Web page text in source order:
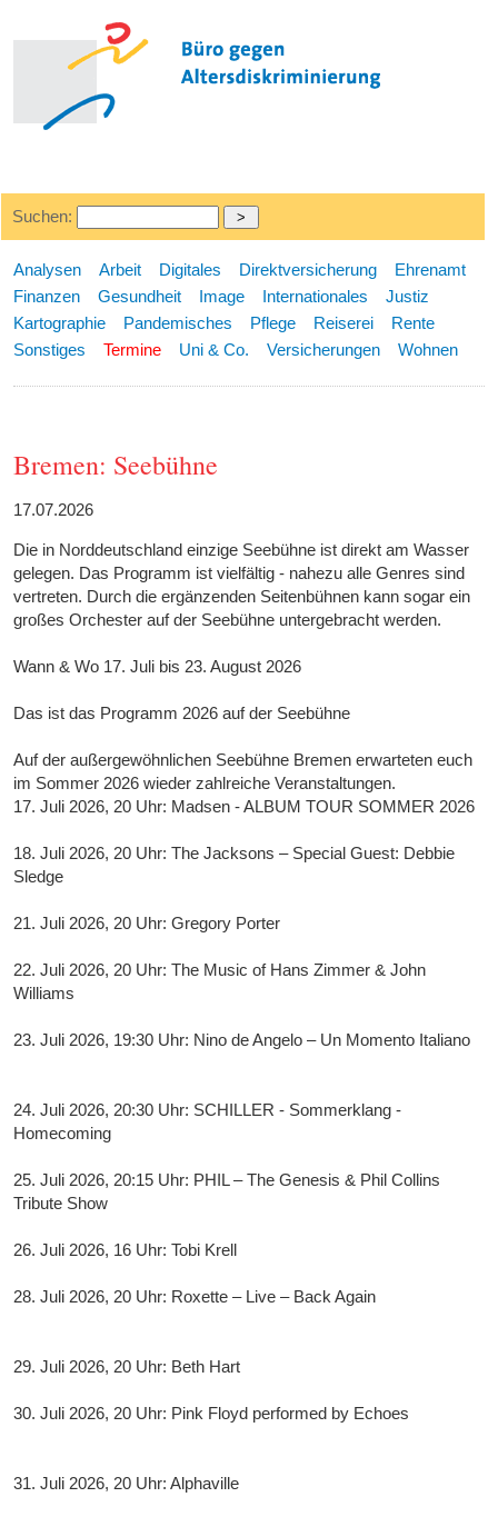
Suchen:
Analysen Arbeit Digitales Direktversicherung
Ehrenamt
Finanzen
Gesundheit Image Internationales
Justiz
Kartographie
Pandemisches Pflege Reiserei
Rente
Sonstiges
Termine Uni & Co. Versicherungen Wohnen
Bremen: Seebühne
17.07.2026
Die in Norddeutschland einzige Seebühne ist direkt am Wasser
gelegen. Das Programm ist vielfältig - nahezu alle Genres sind
vertreten. Durch die ergänzenden Seitenbühnen kann sogar ein
großes Orchester auf der Seebühne untergebracht werden.
Wann & Wo 17. Juli bis 23. August 2026
Das ist das Programm 2026 auf der Seebühne
Auf der außergewöhnlichen Seebühne Bremen erwarteten euch
im Sommer 2026 wieder zahlreiche Veranstaltungen.
17. Juli 2026, 20 Uhr: Madsen - ALBUM TOUR SOMMER 2026
18. Juli 2026, 20 Uhr: The Jacksons – Special Guest: Debbie
Sledge
21. Juli 2026, 20 Uhr: Gregory Porter
22. Juli 2026, 20 Uhr: The Music of Hans Zimmer & John
Williams
23. Juli 2026, 19:30 Uhr: Nino de Angelo – Un Momento Italiano
24. Juli 2026, 20:30 Uhr: SCHILLER - Sommerklang -
Homecoming
25. Juli 2026, 20:15 Uhr: PHIL – The Genesis & Phil Collins
Tribute Show
26. Juli 2026, 16 Uhr: Tobi Krell
28. Juli 2026, 20 Uhr: Roxette – Live – Back Again
29. Juli 2026, 20 Uhr: Beth Hart
30. Juli 2026, 20 Uhr: Pink Floyd performed by Echoes
31. Juli 2026, 20 Uhr: Alphaville